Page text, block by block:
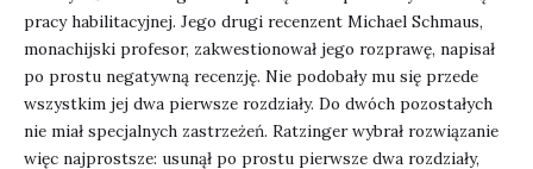
pracy habilitacyjnej. Jego drugi recenzent Michael Schmaus,
monachijski profesor, zakwestionował jego rozprawę, napisał
po prostu negatywną recenzję. Nie podobały mu się przede
wszystkim jej dwa pierwsze rozdziały. Do dwóch pozostałych
nie miał specjalnych zastrzeżeń. Ratzinger wybrał rozwiązanie
więc najprostsze: usunął po prostu pierwsze dwa rozdziały,